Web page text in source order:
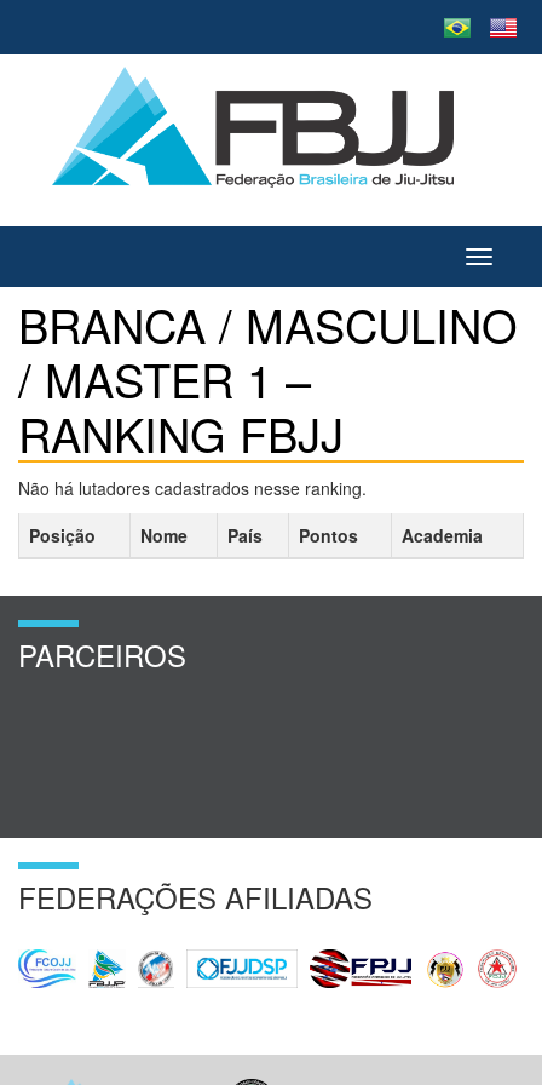
Toggle
BRANCA / MASCULINO
/ MASTER 1 –
RANKING FBJJ
Não há lutadores cadastrados nesse ranking.
Posição
Nome País Pontos Academia
PARCEIROS
FEDERAÇÕES AFILIADAS